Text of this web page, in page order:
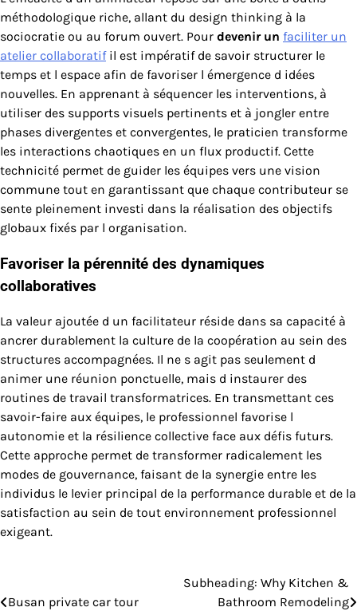
méthodologique riche, allant du design thinking à la
sociocratie ou au forum ouvert. Pour devenir un faciliter un
atelier collaboratifil est impératif de savoir structurer le
temps et l espace afin de favoriser l émergence d idées
nouvelles. En apprenant à séquencer les interventions, à
utiliser des supports visuels pertinents et à jongler entre
phases divergentes et convergentes, le praticien transforme
les interactions chaotiques en un flux productif. Cette
technicité permet de guider les équipes vers une vision
commune tout en garantissant que chaque contributeur se
sente pleinement investi dans la réalisation des objectifs
globaux fixés par l organisation.
Favoriser la pérennité des dynamiques
collaboratives
La valeur ajoutée d un facilitateur réside dans sa capacité à
ancrer durablement la culture de la coopération au sein des
structures accompagnées. Il ne s agit pas seulement d
animer une réunion ponctuelle, mais d instaurer des
routines de travail transformatrices. En transmettant ces
savoir-faire aux équipes, le professionnel favorise l
autonomie et la résilience collective face aux défis futurs.
Cette approche permet de transformer radicalement les
modes de gouvernance, faisant de la synergie entre les
individus le levier principal de la performance durable et de la
satisfaction au sein de tout environnement professionnel
exigeant.
Busan private car tour
Subheading: Why Kitchen &
Bathroom Remodeling